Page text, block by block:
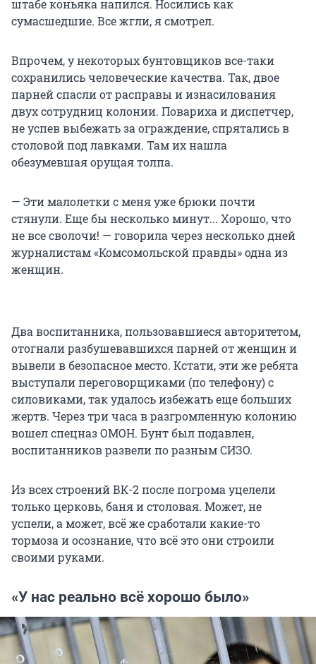
штабе коньяка напился. Носились как
сумасшедшие. Все жгли, я смотрел.
Впрочем, у некоторых бунтовщиков все-таки
сохранились человеческие качества. Так, двое
парней спасли от расправы и изнасилования
двух сотрудниц колонии. Повариха и диспетчер,
не успев выбежать за ограждение, спрятались в
столовой под лавками. Там их нашла
обезумевшая орущая толпа.
— Эти малолетки с меня уже брюки почти
стянули. Еще бы несколько минут... Хорошо, что
не все сволочи! — говорила через несколько дней
журналистам «Комсомольской правды» одна из
женщин.
Два воспитанника, пользовавшиеся авторитетом,
отогнали разбушевавшихся парней от женщин и
вывели в безопасное место. Кстати, эти же ребята
выступали переговорщиками (по телефону) с
силовиками, так удалось избежать еще больших
жертв. Через три часа в разгромленную колонию
вошел спецназ ОМОН. Бунт был подавлен,
воспитанников развели по разным СИЗО.
Из всех строений ВК-2 после погрома уцелели
только церковь, баня и столовая. Может, не
успели, а может, всё же сработали какие-то
тормоза и осознание, что всё это они строили
своими руками.
«У нас реально всё хорошо было»